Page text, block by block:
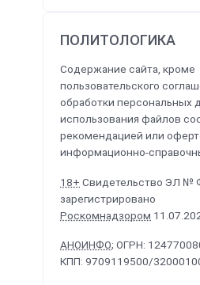
ПОЛИТОЛОГИКА
Содержание сайта, кроме
пользовательского
обработки персональных
использования файлов
рекомендацией или
информационно-
18+ Свидетельство ЭЛ №
зарегистрировано
Роскомнадзором
АНОИНФО; ОГРН:
КПП: 9709119500/